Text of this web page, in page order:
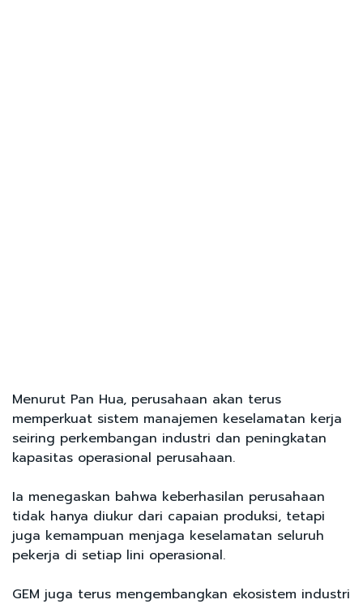
Menurut Pan Hua, perusahaan akan terus
memperkuat sistem manajemen keselamatan kerja
seiring perkembangan industri dan peningkatan
kapasitas operasional perusahaan.
Ia menegaskan bahwa keberhasilan perusahaan
tidak hanya diukur dari capaian produksi, tetapi
juga kemampuan menjaga keselamatan seluruh
pekerja di setiap lini operasional.
GEM juga terus mengembangkan ekosistem industri